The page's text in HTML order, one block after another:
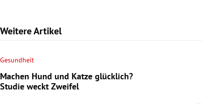
Weitere Artikel
Gesundheit
Machen Hund und Katze glücklich?
Studie weckt Zweifel